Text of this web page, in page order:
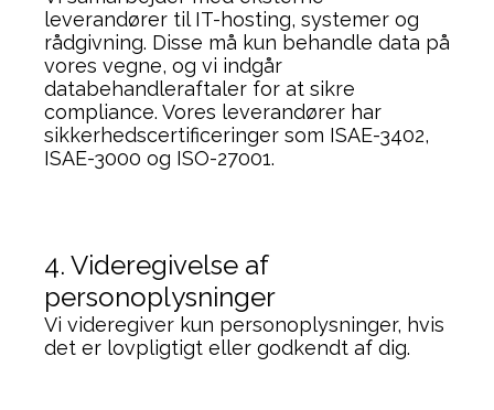
leverandører til IT-hosting, systemer og
rådgivning. Disse må kun behandle data på
vores vegne, og vi indgår
databehandleraftaler for at sikre
compliance. Vores leverandører har
sikkerhedscertificeringer som ISAE-3402,
ISAE-3000 og ISO-27001.
4. Videregivelse af
personoplysninger
Vi videregiver kun personoplysninger, hvis
det er lovpligtigt eller godkendt af dig.